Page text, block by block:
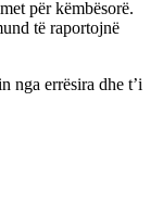
për këmbësorë.
të raportojnë
nga errësira dhe t’i